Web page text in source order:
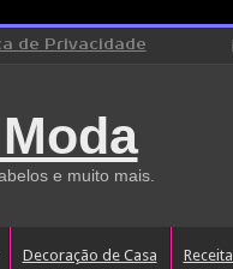
de Privacidade
e muito mais.
Decoração de Casa